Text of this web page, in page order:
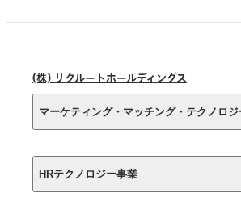
況」
倍
験
の
は
10
(株) リクルートホールディングス
マーケティング・マッチング・テクノロ
(株) リクルート
HRテクノロジー事業